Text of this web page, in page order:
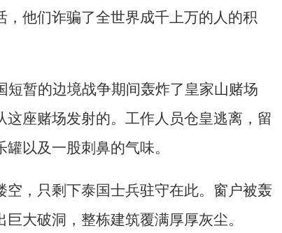
他们诈骗了全世界成千上万的人的积
短暂的边境战争期间轰炸了皇家山赌场
座赌场发射的。工作人员仓皇逃离，留
以及一股刺鼻的气味。
空，只剩下泰国士兵驻守在此。窗户被轰
大破洞，整栋建筑覆满厚厚灰尘。